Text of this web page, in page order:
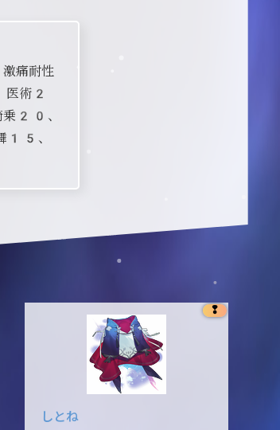
痛耐性
術2
乗20、
15、
❢
しとね